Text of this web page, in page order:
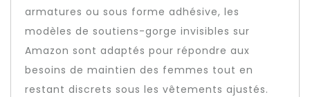
armatures ou sous forme adhésive, les
modèles de soutiens-gorge invisibles sur
Amazon sont adaptés pour répondre aux
besoins de maintien des femmes tout en
restant discrets sous les vêtements ajustés.